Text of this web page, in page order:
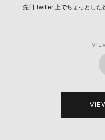
先日 Twitter 上でちょっとし